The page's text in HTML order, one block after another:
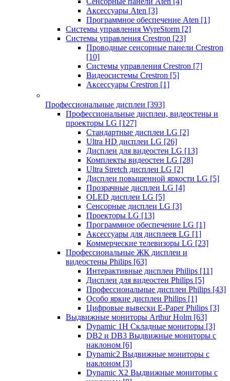
Аксессуары Aten [3]
Программное обеспечение Aten [1]
Системы управления WyreStorm [2]
Системы управления Crestron [23]
Проводные сенсорные панели Crestron
[10]
Системы управления Crestron [7]
Видеосистемы Crestron [5]
Аксессуары Crestron [1]
Профессиональные дисплеи [393]
Профессиональные дисплеи, видеостены и
проекторы LG [127]
Стандартные дисплеи LG [2]
Ultra HD дисплеи LG [26]
Дисплеи для видеостен LG [13]
Комплекты видеостен LG [28]
Ultra Stretch дисплеи LG [2]
Дисплеи повышенной яркости LG [5]
Прозрачные дисплеи LG [4]
OLED дисплеи LG [5]
Сенсорные дисплеи LG [3]
Проекторы LG [13]
Программное обеспечение LG [1]
Аксессуары для дисплеев LG [1]
Коммерческие телевизоры LG [23]
Профессиональные ЖК дисплеи и
видеостены Philips [63]
Интерактивные дисплеи Philips [11]
Дисплеи для видеостен Philips [5]
Профессиональные дисплеи Philips [43]
Особо яркие дисплеи Philips [1]
Цифровые вывески E-Paper Philips [3]
Выдвижные мониторы Arthur Holm [63]
Dynamic 1Н Складные мониторы [3]
DB2 и DB3 Выдвижные мониторы с
наклоном [6]
Dynamic2 Выдвижные мониторы с
наклоном [3]
Dynamic X2 Выдвижные мониторы с